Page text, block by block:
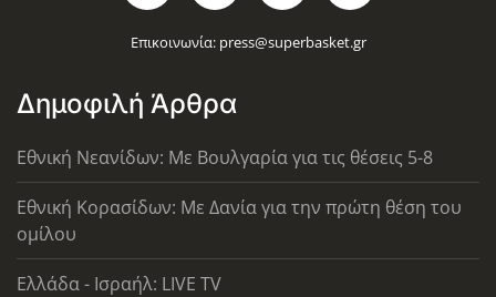
Επικοινωνία: press@superbasket.gr
Δημοφιλή Άρθρα
Εθνική Νεανίδων: Με Βουλγαρία για τις θέσεις 5-8
Εθνική Κορασίδων: Με Δανία για την πρώτη θέση του
ομίλου
Ελλάδα - Ισραήλ: LIVE TV